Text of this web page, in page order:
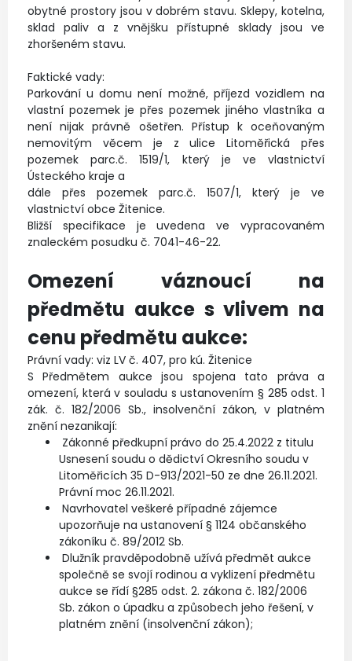
obytné prostory jsou v dobrém stavu. Sklepy, kotelna,
sklad paliv a z vnějšku přístupné sklady jsou ve
zhoršeném stavu.
Faktické vady:
Parkování u domu není možné, příjezd vozidlem na
vlastní pozemek je přes pozemek jiného vlastníka a
není nijak právně ošetřen. Přístup k oceňovaným
nemovitým věcem je z ulice Litoměřická přes
pozemek parc.č. 1519/1, který je ve vlastnictví
Ústeckého kraje a
dále přes pozemek parc.č. 1507/1, který je ve
vlastnictví obce Žitenice.
Bližší specifikace je uvedena ve vypracovaném
znaleckém posudku č. 7041-46-22.
Omezení váznoucí na
předmětu aukce s vlivem na
cenu předmětu aukce:
Právní vady: viz LV č. 407, pro kú. Žitenice
S Předmětem aukce jsou spojena tato práva a
omezení, která v souladu s ustanovením § 285 odst. 1
zák. č. 182/2006 Sb., insolvenční zákon, v platném
znění nezanikají:
Zákonné předkupní právo do 25.4.2022 z titulu
Usnesení soudu o dědictví Okresního soudu v
Litoměřicích 35 D-913/2021-50 ze dne 26.11.2021.
Právní moc 26.11.2021.
Navrhovatel veškeré případné zájemce
upozorňuje na ustanovení § 1124 občanského
zákoníku č. 89/2012 Sb.
Dlužník pravděpodobně užívá předmět aukce
společně se svojí rodinou a vyklizení předmětu
aukce se řídí §285 odst. 2. zákona č. 182/2006
Sb. zákon o úpadku a způsobech jeho řešení, v
platném znění (insolvenční zákon);